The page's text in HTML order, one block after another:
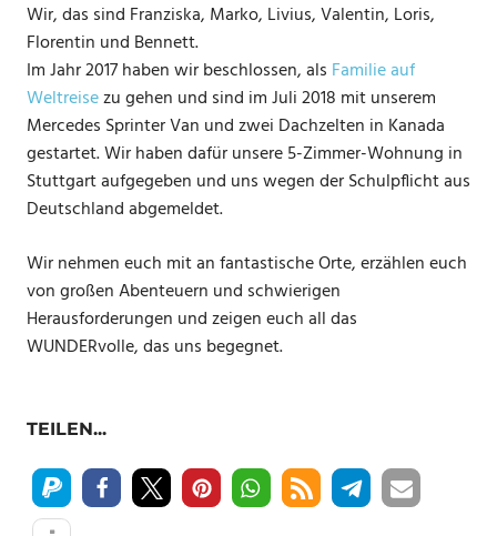
Wir, das sind Franziska, Marko, Livius, Valentin, Loris,
Florentin und Bennett.
Im Jahr 2017 haben wir beschlossen, als Familie auf
Weltreisezu gehen und sind im Juli 2018 mit unserem
Mercedes Sprinter Van und zwei Dachzelten in Kanada
gestartet. Wir haben dafür unsere 5-Zimmer-Wohnung in
Stuttgart aufgegeben und uns wegen der Schulpflicht aus
Deutschland abgemeldet.
Wir nehmen euch mit an fantastische Orte, erzählen euch
von großen Abenteuern und schwierigen
Herausforderungen und zeigen euch all das
WUNDERvolle, das uns begegnet.
TEILEN...